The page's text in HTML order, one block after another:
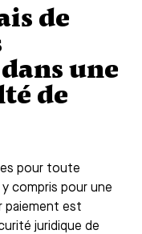
de
une
de
pour toute
compris pour une
paiement est
juridique de